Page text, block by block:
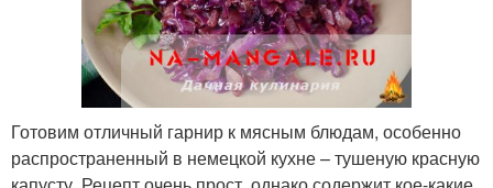
Готовим отличный гарнир к мясным блюдам, особенно
распространенный в немецкой кухне – тушеную красную